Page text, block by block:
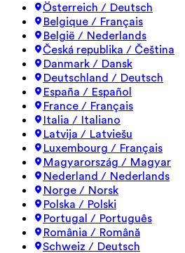
Österreich / Deutsch
Belgique / Français
België / Nederlands
Česká republika / Čeština
Danmark / Dansk
Deutschland / Deutsch
España / Español
France / Français
Italia / Italiano
Latvija / Latviešu
Luxembourg / Français
Magyarország / Magyar
Nederland / Nederlands
Norge / Norsk
Polska / Polski
Portugal / Português
România / Română
Schweiz / Deutsch